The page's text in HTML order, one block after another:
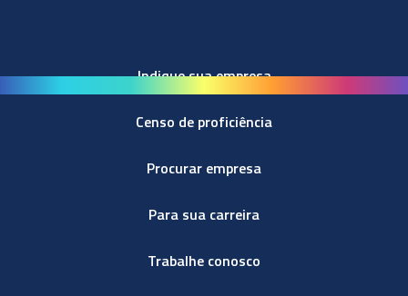
Indique sua empresa
Censo de proficiência
Procurar empresa
Para sua carreira
Trabalhe conosco